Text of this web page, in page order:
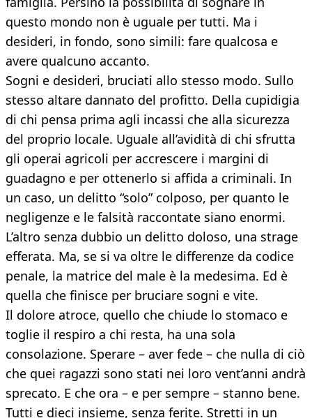
questo mondo non è uguale per tutti. Ma i
desideri, in fondo, sono simili: fare qualcosa e
avere qualcuno accanto.
Sogni e desideri, bruciati allo stesso modo. Sullo
stesso altare dannato del profitto. Della cupidigia
di chi pensa prima agli incassi che alla sicurezza
del proprio locale. Uguale all’avidità di chi sfrutta
gli operai agricoli per accrescere i margini di
guadagno e per ottenerlo si affida a criminali. In
un caso, un delitto “solo” colposo, per quanto le
negligenze e le falsità raccontate siano enormi.
L’altro senza dubbio un delitto doloso, una strage
efferata. Ma, se si va oltre le differenze da codice
penale, la matrice del male è la medesima. Ed è
quella che finisce per bruciare sogni e vite.
Il dolore atroce, quello che chiude lo stomaco e
toglie il respiro a chi resta, ha una sola
consolazione. Sperare – aver fede – che nulla di ciò
che quei ragazzi sono stati nei loro vent’anni andrà
sprecato. E che ora – e per sempre – stanno bene.
Tutti e dieci insieme, senza ferite. Stretti in un